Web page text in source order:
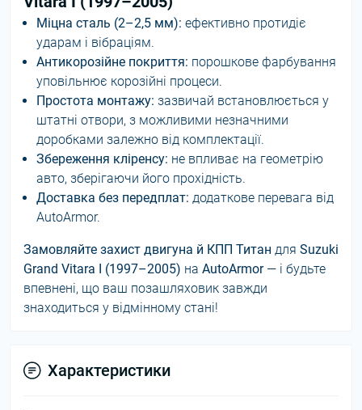
Міцна сталь (2–2,5 мм): ефективно протидіє
ударам і вібраціям.
Антикорозійне покриття: порошкове фарбування
уповільнює корозійні процеси.
Простота монтажу: зазвичай встановлюється у
штатні отвори, з можливими незначними
доробками залежно від комплектації.
Збереження кліренсу: не впливає на геометрію
авто, зберігаючи його прохідність.
Доставка без передплат: додаткове перевага від
AutoArmor.
Замовляйте захист двигуна й КПП Титан для Suzuki
Grand Vitara I (1997–2005) на AutoArmor— і будьте
впевнені, що ваш позашляховик завжди
знаходиться у відмінному стані!
Характеристики